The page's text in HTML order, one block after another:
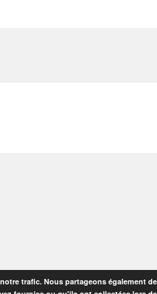
trafic. Nous partageons également